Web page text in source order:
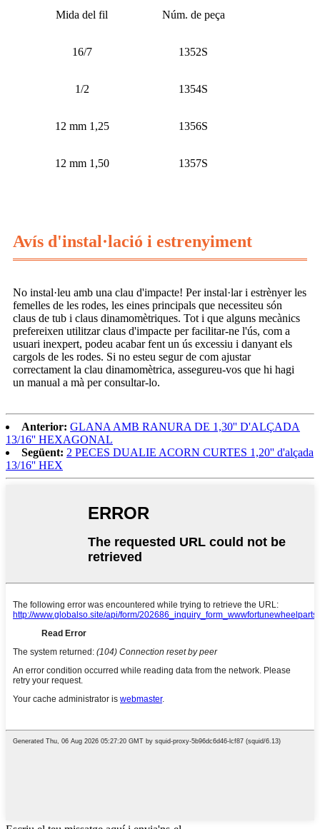
Mida del fil Núm. de peça
16/7 1352S
1/2 1354S
12 mm 1,25 1356S
12 mm 1,50 1357S
Avís d'instal·lació i estrenyiment
No instal·leu amb una clau d'impacte! Per instal·lar i estrènyer les
femelles de les rodes, les eines principals que necessiteu són
claus de tub i claus dinamomètriques. Tot i que alguns mecànics
prefereixen utilitzar claus d'impacte per facilitar-ne l'ús, com a
usuari inexpert, podeu acabar fent un ús excessiu i danyant els
cargols de les rodes. Si no esteu segur de com ajustar
correctament la clau dinamomètrica, assegureu-vos que hi hagi
un manual a mà per consultar-lo.
Anterior: GLANA AMB RANURA DE 1,30'' D'ALÇADA
13/16'' HEXAGONAL
Següent: 2 PECES DUALIE ACORN CURTES 1,20'' d'alçada
13/16'' HEX